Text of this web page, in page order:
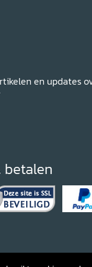
en updates
betalen